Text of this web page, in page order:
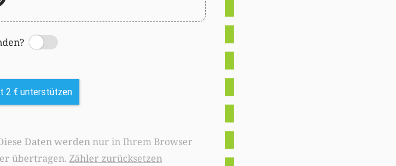
Switch
2 € unterstützen
übertragen. Zähler zurücksetzen